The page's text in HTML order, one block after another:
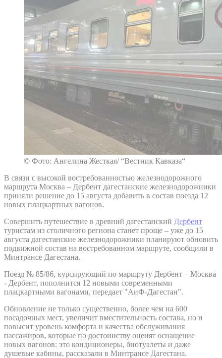
© Фото: Ангелина Жесткая/ “Вестник Кавказа“
В связи с высокой востребованностью железнодорожного
маршрута Москва – Дербент дагестанские железнодорожники
приняли решение до 15 августа добавить в состав поезда 12
новых плацкартных вагонов.
Совершить путешествие в древний дагестанский Дербент
туристам из столичного региона станет проще – уже до 15
августа дагестанские железнодорожники планируют обновить
подвижной состав на востребованном маршруте, сообщили в
Минтрансе Дагестана.
Поезд № 85/86, курсирующий по маршруту Дербент – Москва
- Дербент, пополнится 12 новыми современными
плацкартными вагонами, передает "АиФ-Дагестан".
Обновление не только существенно, более чем на 600
посадочных мест, увеличит вместительность состава, но и
повысит уровень комфорта и качества обслуживания
пассажиров, которые по достоинству оценят оснащение
новых вагонов: это кондиционеры, биотуалеты и даже
душевые кабины, рассказали в Минтрансе Дагестана.